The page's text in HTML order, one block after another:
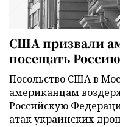
США призвали
посещать
Посольство США в
американцам
Российскую
атак украинских